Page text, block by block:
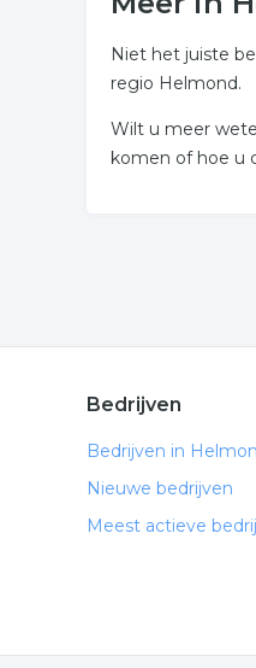
Niet het juiste
regio Helmond.
Wilt u meer
komen of hoe u
Bedrijven
Bedrijven in
Nieuwe bedrijven
Meest actieve